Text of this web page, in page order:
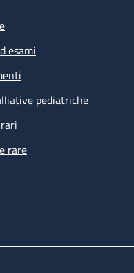
esami
pediatriche
rare